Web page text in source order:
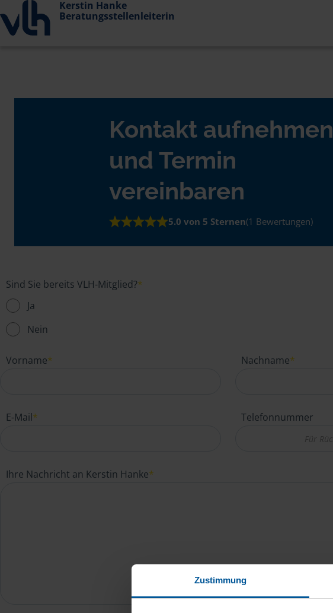
Zustimmung
Kerstin Hanke
Beratungsstellenleiterin
Kontakt aufnehmen
und Termin
vereinbaren
5.0 von 5 Sternen(1 Bewertungen)
Sind Sie bereits VLH-Mitglied?*
Ja
Nein
Vorname* Nachname*
E-Mail* Telefonnummer
Ihre Nachricht an Kerstin Hanke*